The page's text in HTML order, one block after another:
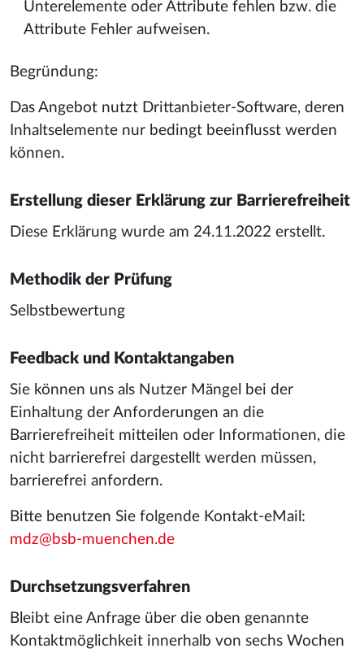
Unterelemente oder Attribute fehlen bzw. die
Attribute Fehler aufweisen.
Begründung:
Das Angebot nutzt Drittanbieter-Software, deren
Inhaltselemente nur bedingt beeinflusst werden
können.
Erstellung dieser Erklärung zur Barrierefreiheit
Diese Erklärung wurde am 24.11.2022 erstellt.
Methodik der Prüfung
Selbstbewertung
Feedback und Kontaktangaben
Sie können uns als Nutzer Mängel bei der
Einhaltung der Anforderungen an die
Barrierefreiheit mitteilen oder Informationen, die
nicht barrierefrei dargestellt werden müssen,
barrierefrei anfordern.
Bitte benutzen Sie folgende Kontakt-eMail:
mdz@bsb-muenchen.de
Durchsetzungsverfahren
Bleibt eine Anfrage über die oben genannte
Kontaktmöglichkeit innerhalb von sechs Wochen